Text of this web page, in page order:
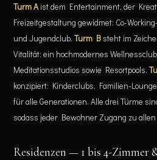
Turm Aist dem Entertainment, der
Freizeitgestaltung gewidmet: Co-
und Jugendclub.Turm B steht im
Vitalität: ein hochmodernes
Meditationsstudios sowie Resortpools.
konzipiert: Kinderclubs, Familien-
für alle Generationen. Alle drei Türme
sodass jeder Bewohner Zugang zu
Residenzen — 1 bis 4-Zimmer